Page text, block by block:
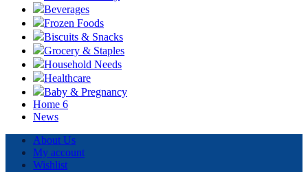
Beverages
Frozen Foods
Biscuits & Snacks
Grocery & Staples
Household Needs
Healthcare
Baby & Pregnancy
Home 6
News
About Us
My account
Wishlist